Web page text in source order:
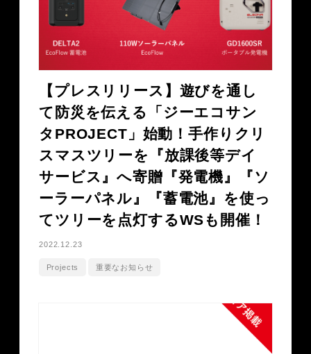
【プレスリリース】遊びを通し
て防災を伝える「ジーエコサン
タPROJECT」始動！⼿作りクリ
スマスツリーを『放課後等デイ
サービス』へ寄贈『発電機』『ソ
ーラーパネル』『蓄電池』を使っ
てツリーを点灯するWSも開催！
2022.12.23
Projects 重要なお知らせ